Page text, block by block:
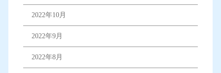
2022年10月
2022年9月
2022年8月